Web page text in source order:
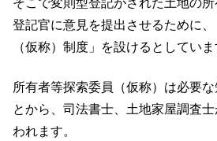
そこで変則型登記がされた土地の所
登記官に意見を提出させるために
（仮称）制度」を設けるとしていま
所有者等探索委員（仮称）は必要
とから、司法書士、土地家屋調査
われます。